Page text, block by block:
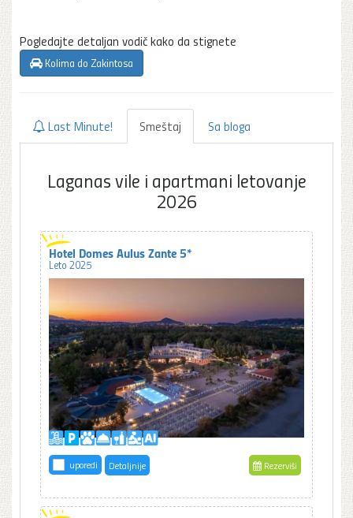
Pogledajte detaljan vodič kako da stignete
Kolima do Zakintosa
Last Minute! Smeštaj Sa bloga
Laganas vile i apartmani letovanje
2026
Hotel Domes Aulus Zante 5*
Leto 2025
uporedi Detaljnije Rezerviši